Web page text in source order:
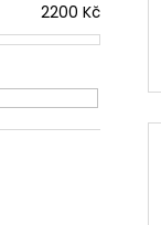
2200 Kč